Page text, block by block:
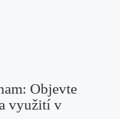
Objevte
využití v